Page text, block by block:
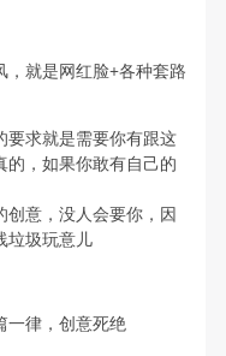
就是网红脸+各种套路
要求就是需要你有跟这
的，如果你敢有自己的
创意，没人会要你，因
垃圾玩意儿
一律，创意死绝